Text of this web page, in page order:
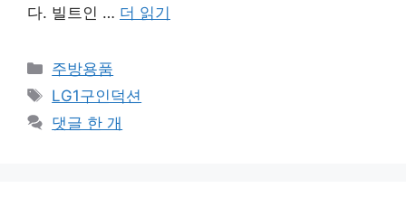
다. 빌트인 … 더 읽기
카
테
리
주방용품
태
그
LG1구인덕션
댓글 한 개